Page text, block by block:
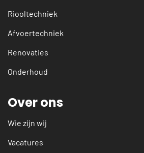
Riooltechniek
Afvoertechniek
Renovaties
Onderhoud
Over ons
Wie zijn wij
Vacatures